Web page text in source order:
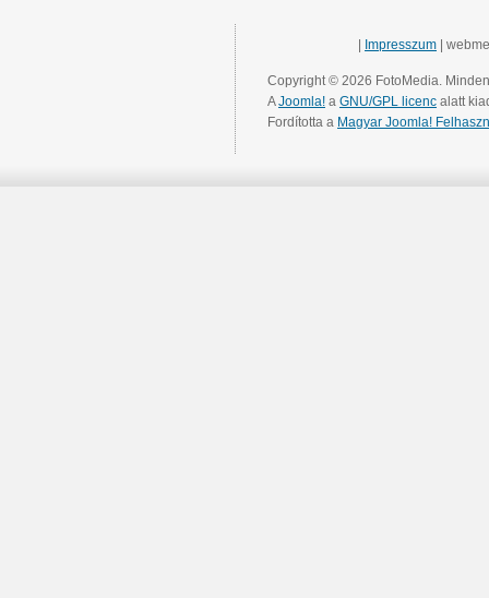
Impresszum |
Copyright © 2026 FotoMedia.
AJoomla! a GNU/GPL licenc alatt
Fordította a Magyar Joomla!